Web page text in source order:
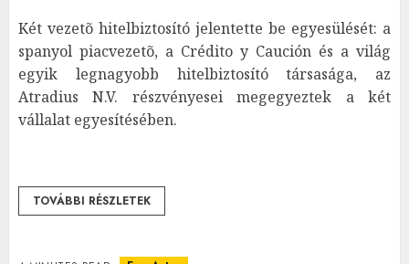
Két vezetõ hitelbiztosító jelentette be egyesülését: a
spanyol piacvezetõ, a Crédito y Caución és a világ
egyik legnagyobb hitelbiztosító társasága, az
Atradius N.V. részvényesei megegyeztek a két
vállalat egyesítésében.
TOVÁBBI RÉSZLETEK